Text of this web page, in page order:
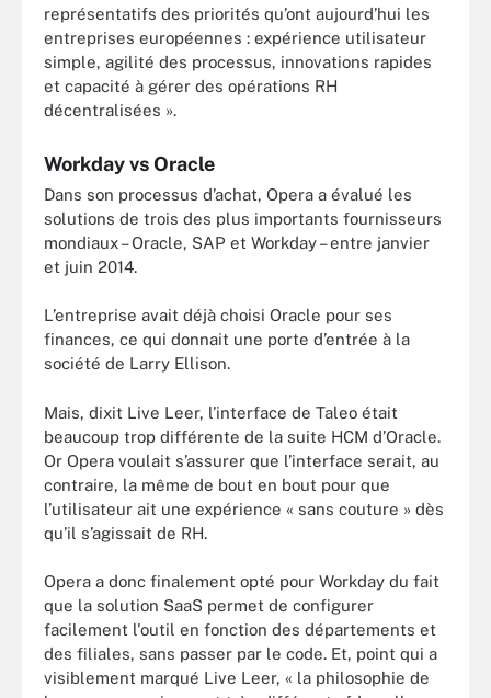
représentatifs des priorités qu’ont aujourd’hui les
entreprises européennes : expérience utilisateur
simple, agilité des processus, innovations rapides
et capacité à gérer des opérations RH
décentralisées ».
Workday vs Oracle
Dans son processus d’achat, Opera a évalué les
solutions de trois des plus importants fournisseurs
mondiaux – Oracle, SAP et Workday – entre janvier
et juin 2014.
L’entreprise avait déjà choisi Oracle pour ses
finances, ce qui donnait une porte d’entrée à la
société de Larry Ellison.
Mais, dixit Live Leer, l’interface de Taleo était
beaucoup trop différente de la suite HCM d’Oracle.
Or Opera voulait s’assurer que l’interface serait, au
contraire, la même de bout en bout pour que
l’utilisateur ait une expérience « sans couture » dès
qu’il s’agissait de RH.
Opera a donc finalement opté pour Workday du fait
que la solution SaaS permet de configurer
facilement l'outil en fonction des départements et
des filiales, sans passer par le code. Et, point qui a
visiblement marqué Live Leer, « la philosophie de